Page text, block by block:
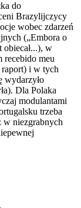
do
Brazylijczycy
wobec zdarzeń
(„Embora o
obiecał...), w
recebido meu
i w tych
wydarzyło
Dla Polaka
modulantami
trzeba
w niezgrabnych